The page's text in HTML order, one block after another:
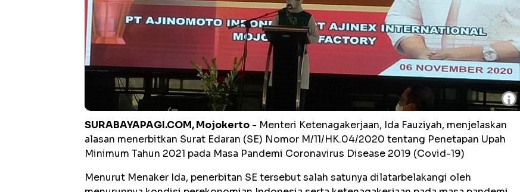
i
SURABAYAPAGI.COM, Mojokerto - Menteri Ketenagakerjaan, Ida Fauziyah, menjelaskan
alasan menerbitkan Surat Edaran (SE) Nomor M/11/HK.04/2020 tentang Penetapan Upah
Minimum Tahun 2021 pada Masa Pandemi Coronavirus Disease 2019 (Covid-19)
Menurut Menaker Ida, penerbitan SE tersebut salah satunya dilatarbelakangi oleh